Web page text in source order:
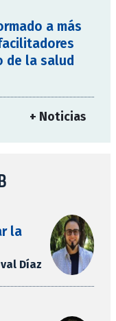
a más
de la salud
+ Noticias
la
Díaz